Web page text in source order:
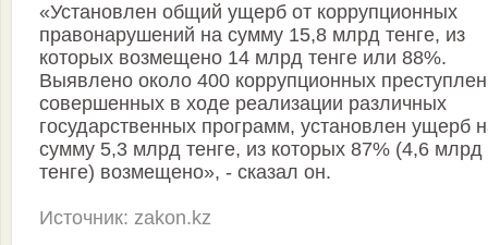
«Установлен общий ущерб от коррупционных
правонарушений на сумму 15,8 млрд тенге, из
которых возмещено 14 млрд тенге или 88%.
Выявлено около 400 коррупционных
совершенных в ходе реализации различных
государственных программ, установлен ущерб
сумму 5,3 млрд тенге, из которых 87% (4,6 млрд
тенге) возмещено», - сказал он.
Источник: zakon.kz